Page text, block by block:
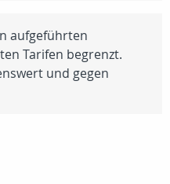
aufgeführten
Tarifen begrenzt.
und gegen